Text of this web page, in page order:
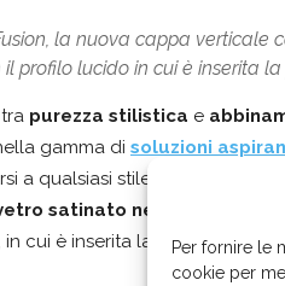
Per fornire le
cookie per
la nuova cappa
profilo lucido in cui è inserita
purezza stilistica e
gamma di soluzioni
a qualsiasi stile in cucina. A
satinato nero , che dà
cui è inserita la pulsantiera